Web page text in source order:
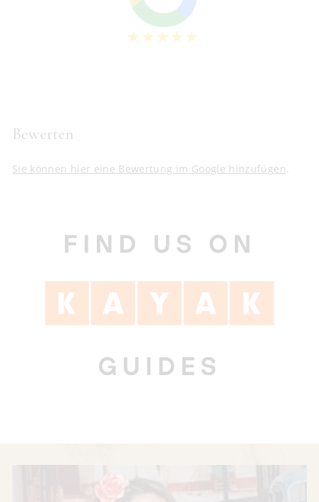
Bewerten
Sie können hier eine Bewertung im Google hinzufügen.